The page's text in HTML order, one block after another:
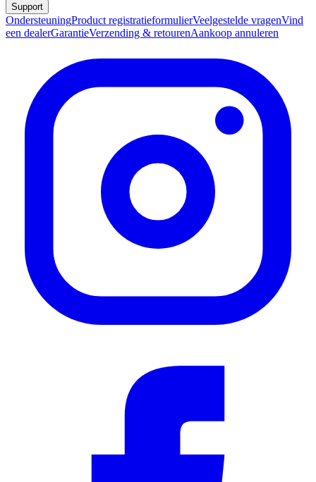
Support
OndersteuningProduct registratieformulierVeelgestelde vragenVind
een dealerGarantieVerzending & retourenAankoop annuleren